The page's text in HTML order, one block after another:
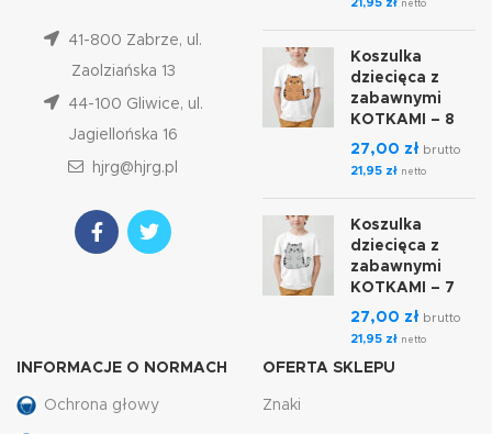
41-800 Zabrze, ul.
Zaolziańska 13
44-100 Gliwice, ul.
Jagiellońska 16
hjrg@hjrg.pl
21,95 zł netto
Koszulka
dziecięca z
zabawnymi
KOTKAMI – 8
27,00 zł brutto
21,95 zł netto
Koszulka
dziecięca z
zabawnymi
KOTKAMI – 7
27,00 zł brutto
21,95 zł netto
INFORMACJE O NORMACH
Ochrona głowy
OFERTA SKLEPU
Znaki